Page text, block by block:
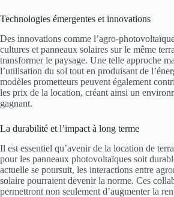
Technologies émergentes et innovations
Des innovations comme l’agro-
cultures et panneaux solaires sur le même
transformer le paysage. Une telle approche
l’utilisation du sol tout en produisant de
modèles prometteurs peuvent également
les prix de la location, créant ainsi un
gagnant.
La durabilité et l’impact à long terme
Il est essentiel qu’avenir de la location de
pour les panneaux photovoltaïques soit
actuelle se poursuit, les interactions entre
solaire pourraient devenir la norme. Ces
permettront non seulement d’augmenter la